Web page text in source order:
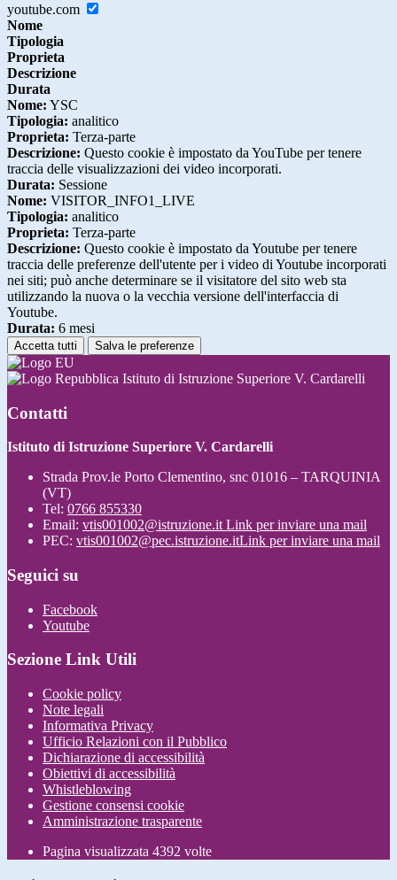
youtube.com
Nome
Tipologia
Proprieta
Descrizione
Durata
Nome: YSC
Tipologia: analitico
Proprieta: Terza-parte
Descrizione: Questo cookie è impostato da YouTube per tenere
traccia delle visualizzazioni dei video incorporati.
Durata: Sessione
Nome: VISITOR_INFO1_LIVE
Tipologia: analitico
Proprieta: Terza-parte
Descrizione: Questo cookie è impostato da Youtube per tenere
traccia delle preferenze dell'utente per i video di Youtube incorporati
nei siti; può anche determinare se il visitatore del sito web sta
utilizzando la nuova o la vecchia versione dell'interfaccia di
Youtube.
Durata: 6 mesi
Accetta tutti Salva le preferenze
Istituto di Istruzione Superiore V. Cardarelli
Contatti
Istituto di Istruzione Superiore V. Cardarelli
Strada Prov.le Porto Clementino, snc 01016 – TARQUINIA
(VT)
Tel: 0766 855330
Email: vtis001002@istruzione.it Link per inviare una mail
PEC: vtis001002@pec.istruzione.itLink per inviare una mail
Seguici su
Facebook
Youtube
Sezione Link Utili
Cookie policy
Note legali
Informativa Privacy
Ufficio Relazioni con il Pubblico
Dichiarazione di accessibilità
Obiettivi di accessibilità
Whistleblowing
Gestione consensi cookie
Amministrazione trasparente
Pagina visualizzata 4392 volte